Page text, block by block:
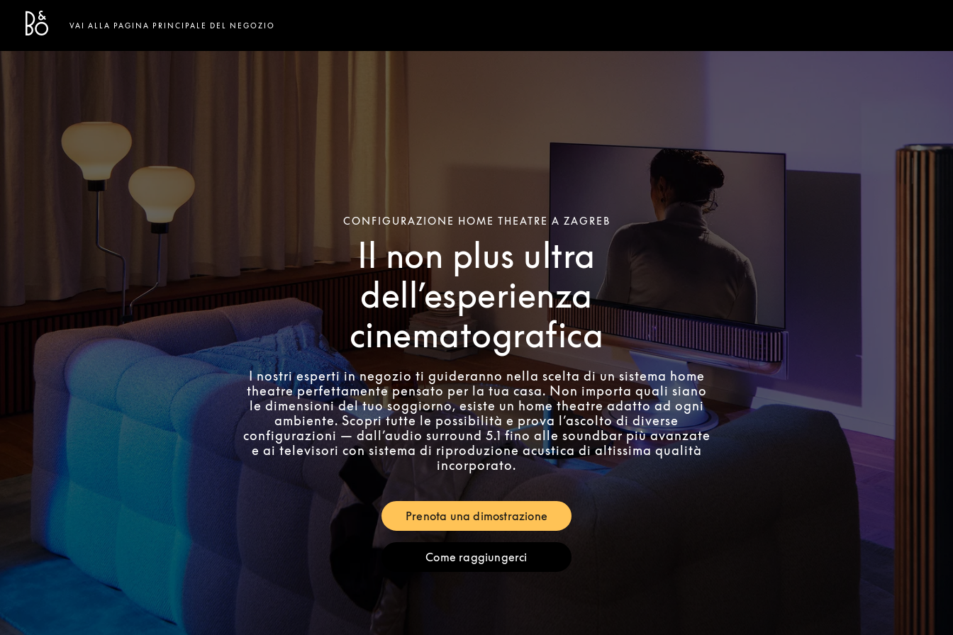
Bang & Olufsen - Exist to Create
Link Opens in New Tab
VAI ALLA PAGINA PRINCIPALE DEL NEGOZIO
CONFIGURAZIONE HOME THEATRE A ZAGREB
Il non plus ultra
dell’esperienza
cinematografica
I nostri esperti in negozio ti guideranno nella scelta di un sistema home
theatre perfettamente pensato per la tua casa. Non importa quali siano
le dimensioni del tuo soggiorno, esiste un home theatre adatto ad ogni
ambiente. Scopri tutte le possibilità e prova l’ascolto di diverse
configurazioni — dall’audio surround 5.1 fino alle soundbar più avanzate
e ai televisori con sistema di riproduzione acustica di altissima qualità
incorporato.
Prenota una dimostrazione
Link Opens in New Tab
Come raggiungerciLink Opens in New Tab